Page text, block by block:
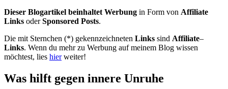
Dieser Blogartikel beinhaltet Werbung in Form von Affiliate
Links oderSponsored Posts.
Die mit Sternchen (*) gekennzeichneten Links sind Affiliate–
Links. Wenn du mehr zu Werbung auf meinem Blog wissen
möchtest, lies hierweiter!
Was hilft gegen innere Unruhe